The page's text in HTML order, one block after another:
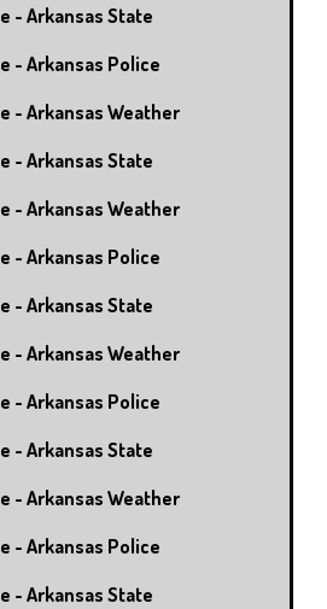
- Arkansas State
- Arkansas Police
- Arkansas Weather
- Arkansas State
- Arkansas Weather
- Arkansas Police
- Arkansas State
- Arkansas Weather
- Arkansas Police
- Arkansas State
- Arkansas Weather
- Arkansas Police
- Arkansas State